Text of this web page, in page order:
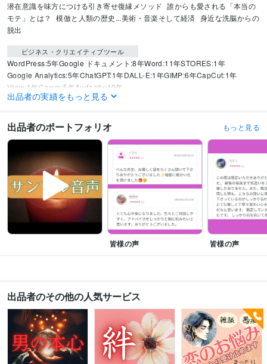
潜在意識を味方につける引き寄せ復縁メソッド 誰からも愛される「本当の
モテ」とは？
模倣と人類の歴史...美術・音楽そして経済 身近な洗脳からの
脱出
ビジネス・クリエイティブツール
WordPress:5年Google ドキュメント:8年Word:11年STORES:1年
Google Analytics:5年ChatGPT:1年DALL-E:1年GIMP:6年CapCut:1年
Vrew:1年Canva:5年Audacity:10年
占い タロット
聴 アドバイス タロットカウンセリング
不倫 片思い スピリチュアル
仕事
あの人の気持ち
人生
悩み相談・カウンセリング 恋愛・不倫・DV・HSP・人生・仕事
恋愛 人生 結婚 仕事 家族関係 人間関係 夫婦 片思い
毒親
親子関係
語学力
日常会話レベル
出品者の実績をもっと見る
出品者のポートフォリオ もっと見る
皆様の声 皆様の声
出品者のその他の人気サービス